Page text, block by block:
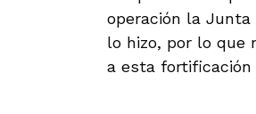
operación la
lo hizo, por lo que
a esta fortificación